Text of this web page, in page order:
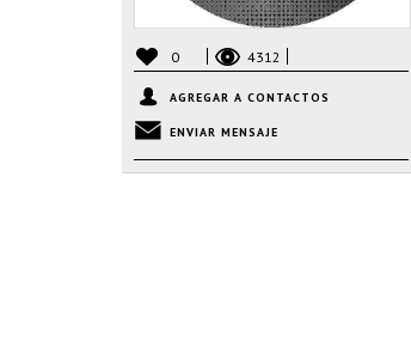
0 4312
AGREGAR A CONTACTOS
ENVIAR MENSAJE